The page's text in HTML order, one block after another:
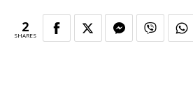
2
SHARES